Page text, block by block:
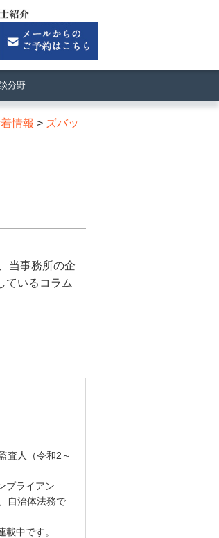
分野
情報 > ズバッ
当事務所の企
ているコラム
査人（令和2～
プライアン
自治体法務で
中です。